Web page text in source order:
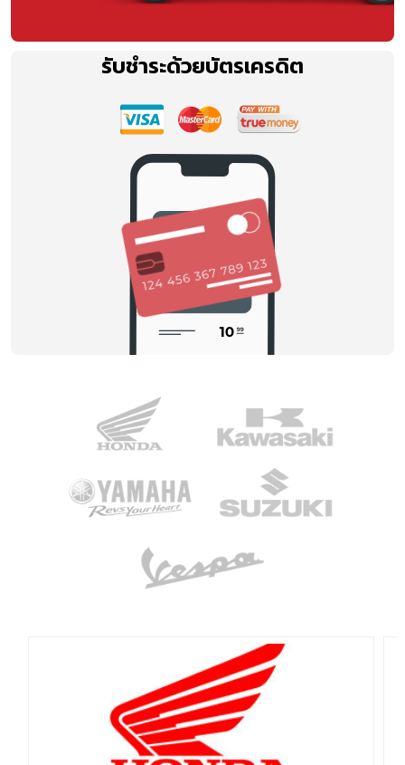
รับชำระด้วยบัตรเครดิต